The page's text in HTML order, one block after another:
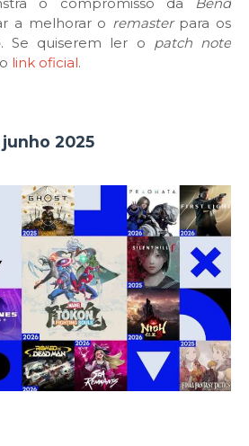
o compromisso da Bend
a melhorar o remaster para os
. Se quiserem ler o patch note
link oficial.
2025